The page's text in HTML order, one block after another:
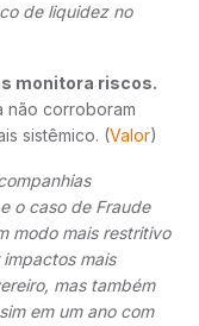
de liquidez no
monitora riscos.
não corroboram
sistêmico. (Valor)
o caso de Fraude
modo mais restritivo
mais
mas também
em um ano com